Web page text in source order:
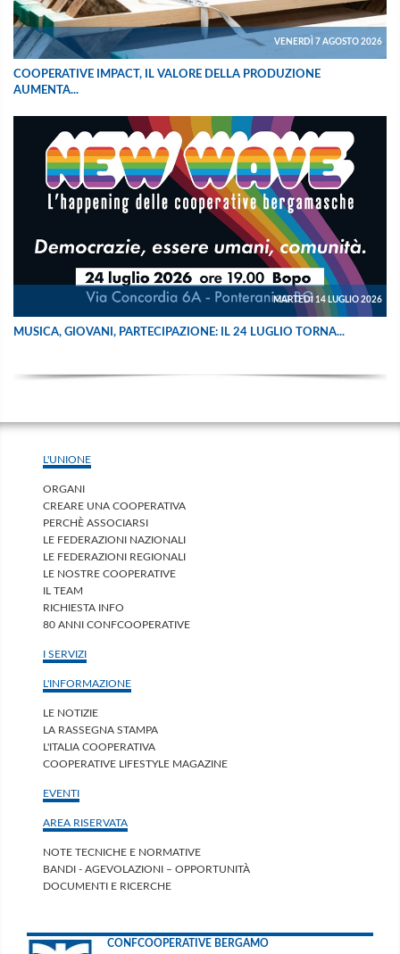
VENERDÌ 7 AGOSTO 2026
COOPERATIVE IMPACT, IL VALORE DELLA PRODUZIONE
AUMENTA...
MARTEDÌ 14 LUGLIO 2026
MUSICA, GIOVANI, PARTECIPAZIONE: IL 24 LUGLIO TORNA...
L'UNIONE
ORGANI
CREARE UNA COOPERATIVA
PERCHÈ ASSOCIARSI
LE FEDERAZIONI NAZIONALI
LE FEDERAZIONI REGIONALI
LE NOSTRE COOPERATIVE
IL TEAM
RICHIESTA INFO
80 ANNI CONFCOOPERATIVE
I SERVIZI
L'INFORMAZIONE
LE NOTIZIE
LA RASSEGNA STAMPA
L'ITALIA COOPERATIVA
COOPERATIVE LIFESTYLE MAGAZINE
EVENTI
AREA RISERVATA
NOTE TECNICHE E NORMATIVE
BANDI - AGEVOLAZIONI – OPPORTUNITÀ
DOCUMENTI E RICERCHE
CONFCOOPERATIVE BERGAMO